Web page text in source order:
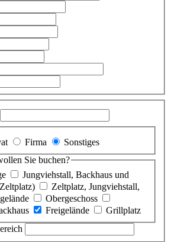
Firma
Sonstiges
Sie buchen?
Jungviehstall, Backhaus und
Zeltplatz, Jungviehstall,
Obergeschoss
Freigelände
Grillplatz